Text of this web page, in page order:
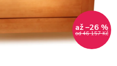
od 46 157 Kč
až –26 %